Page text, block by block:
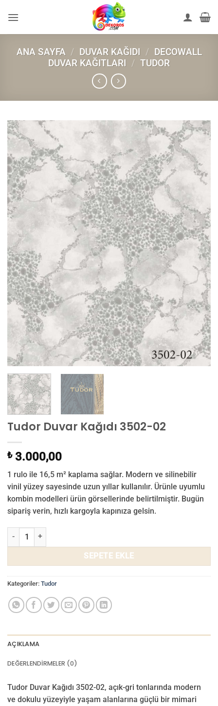
atla
ANA SAYFA / DUVAR KAĞIDI / DECOWALL
DUVAR KAĞITLARI / TUDOR
Tudor Duvar Kağıdı 3502-02
₺3.000,00
1 rulo ile 16,5 m² kaplama sağlar. Modern ve silinebilir
vinil yüzey sayesinde uzun yıllar kullanılır. Ürünle uyumlu
kombin modelleri ürün görsellerinde belirtilmiştir. Bugün
sipariş verin, hızlı kargoyla kapınıza gelsin.
Tudor Duvar Kağıdı 3502-02 adet
SEPETE EKLE
Kategoriler: Tudor
AÇIKLAMA
DEĞERLENDIRMELER (0)
Tudor Duvar Kağıdı 3502-02, açık-gri tonlarında modern
ve dokulu yüzeyiyle yaşam alanlarına güçlü bir mimari